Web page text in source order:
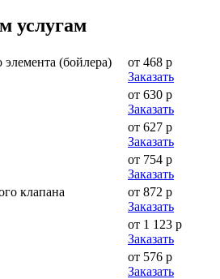
услугам
элемента (бойлера)
от 468 р
Заказать
от 630 р
Заказать
от 627 р
Заказать
от 754 р
Заказать
клапана
от 872 р
Заказать
от 1 123 р
Заказать
от 576 р
Заказать